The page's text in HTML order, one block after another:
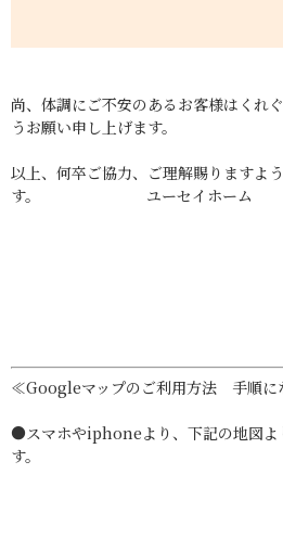
尚、体調にご不安のあるお客様はくれ
うお願い申し上げます。
以上、何卒ご協力、ご理解賜りますよ
す。 ユーセイホーム
≪Googleマップのご利用方法 手順に
●スマホやiphoneより、下記の地図よ
す。